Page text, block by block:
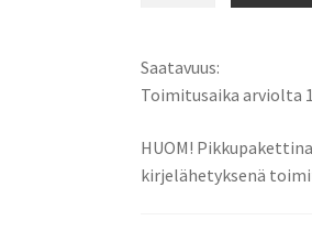
TA-
1082,
Saatavuus:
Toimitusaika arviolta
HUOM!
kirjelähetyksenä